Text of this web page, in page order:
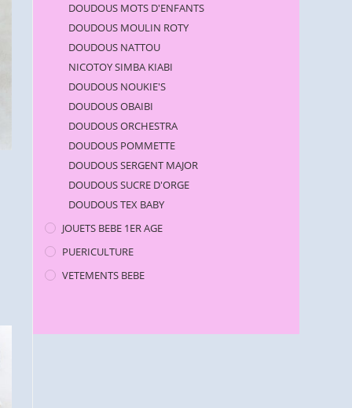
DOUDOUS MOTS D'ENFANTS
DOUDOUS MOULIN ROTY
DOUDOUS NATTOU
NICOTOY SIMBA KIABI
DOUDOUS NOUKIE'S
DOUDOUS OBAIBI
DOUDOUS ORCHESTRA
DOUDOUS POMMETTE
DOUDOUS SERGENT MAJOR
DOUDOUS SUCRE D'ORGE
DOUDOUS TEX BABY
JOUETS BEBE 1ER AGE
PUERICULTURE
VETEMENTS BEBE